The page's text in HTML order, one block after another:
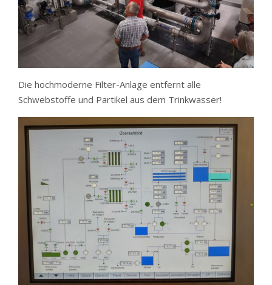
Die hochmoderne Filter-Anlage entfernt alle
Schwebstoffe und Partikel aus dem Trinkwasser!